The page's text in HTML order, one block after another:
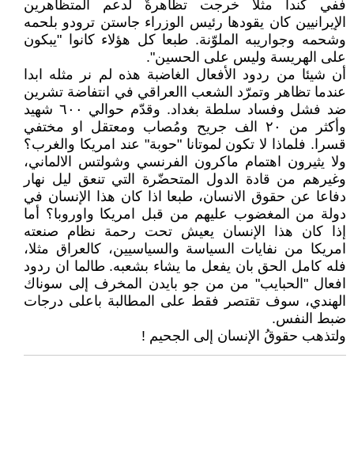
ففي كندا مثلا خرجت تظاهرةٌ لدعم المتظاهرين
الإيرانيين كان يقودها رئيس الوزراء جاستن ترودو بلحمه
وشحمه وجواريبه الملوّنة. طبعا كل هؤلاء كانوا "يبكون
على الهريسة وليس على الحسين".
أن شيئا من ردود الأفعال الغاضبة هذه لم نر مثله ابدا
عندما تظاهر وتمرّد الشعب االعراقي في انتفاضة تشرين
ضد فشل وفساد سلطة بغداد. وقدّم حوالي ٦٠٠ شهيد
وأكثر من ٢٠ الف جريح ومُصاب ومعتقل او مختفي
قسرا. فلماذا لا تكون لموتانا "حوبة" عند امريكا والغرب؟
ولا يثيرون اهتمام ماكرون الفرنسي وشولتس الالماني،
وغيرهم من قادة الدول المتحضّرة التي تنعق ليل نهار
دفاعا عن حقوق الانسان، طبعا اذا كان هذا الإنسان في
دولة من المغضوب عليهم من قبل امريكا واوروبا؟ أما
إذا كان هذا الإنسان يعيش تحت رحمة نظام صنعته
امريكا من نفايات السياسة والسياسيين، كالعراق مثلا،
فله كامل الحق بان يفعل ما يشاء بشعبه. طالما ان ردود
افعال "الحبايب" من من جو بايدن المخرف إلى سوناك
الهندي، سوف تقتصر فقط على المطالبة باعلى درجات
ضبط النفس.
ولتذهب حقوقُ الإنسان إلى الجحيم !